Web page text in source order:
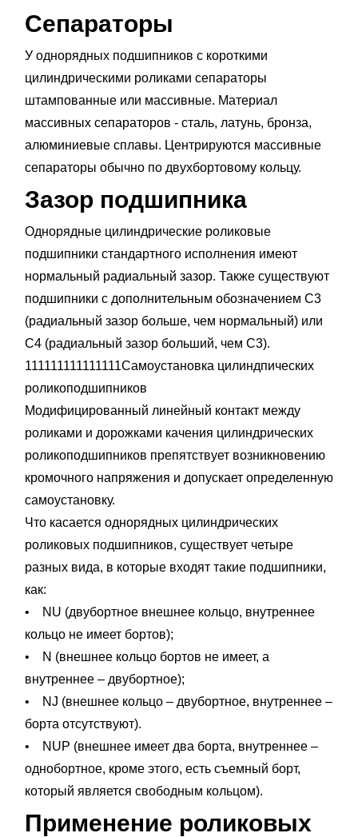
Сепараторы
У однорядных подшипников с короткими
цилиндрическими роликами сепараторы
штампованные или массивные. Материал
массивных сепараторов - сталь, латунь, бронза,
алюминиевые сплавы. Центрируются массивные
сепараторы обычно по двухбортовому кольцу.
Зазор подшипника
Однорядные цилиндрические роликовые
подшипники стандартного исполнения имеют
нормальный радиальный зазор. Также существуют
подшипники с дополнительным обозначением С3
(радиальный зазор больше, чем нормальный) или
С4 (радиальный зазор больший, чем С3).
111111111111111Самоустановка цилиндпических
роликоподшипников
Модифицированный линейный контакт между
роликами и дорожками качения цилиндрических
роликоподшипников препятствует возникновению
кромочного напряжения и допускает определенную
самоустановку.
Что касается однорядных цилиндрических
роликовых подшипников, существует четыре
разных вида, в которые входят такие подшипники,
как:
• NU (двубортное внешнее кольцо, внутреннее
кольцо не имеет бортов);
• N (внешнее кольцо бортов не имеет, а
внутреннее – двубортное);
• NJ (внешнее кольцо – двубортное, внутреннее –
борта отсутствуют).
• NUP (внешнее имеет два борта, внутреннее –
однобортное, кроме этого, есть съемный борт,
который является свободным кольцом).
Применение роликовых